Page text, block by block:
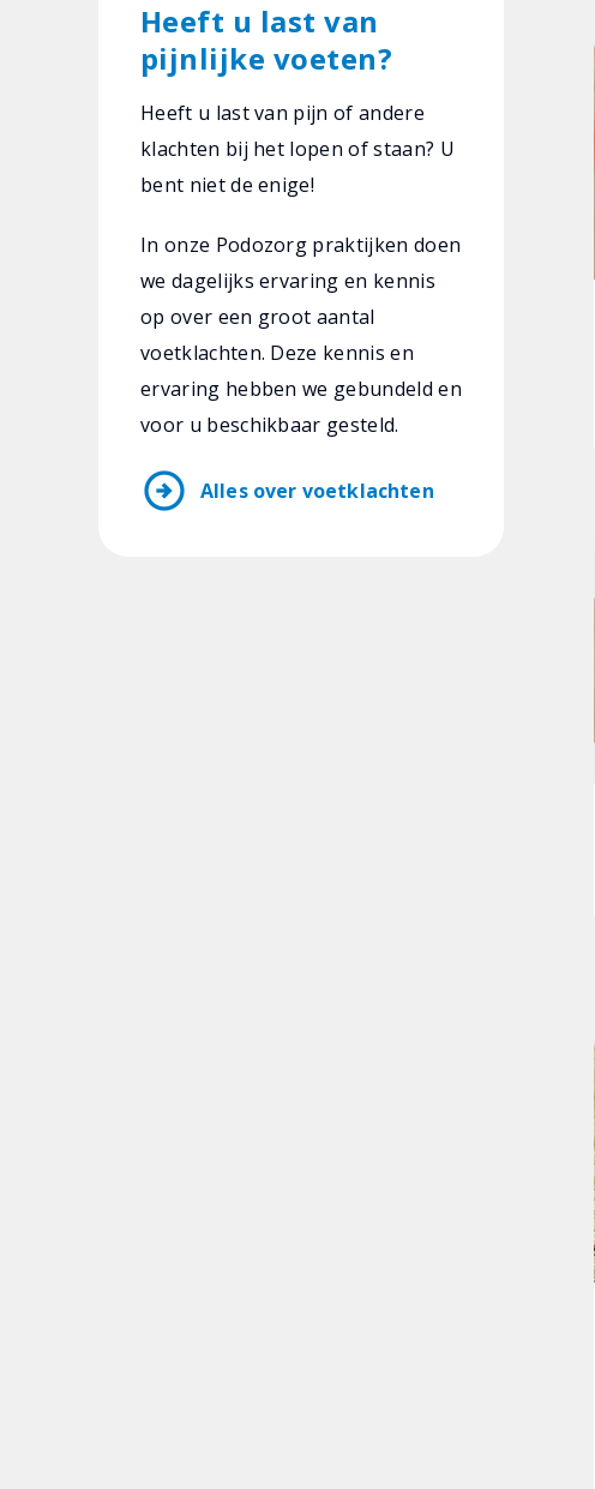
Heeft u last van
pijnlijke voeten?
Heeft u last van pijn of andere
klachten bij het lopen of staan? U
bent niet de enige!
In onze Podozorg praktijken doen
we dagelijks ervaring en kennis
op over een groot aantal
voetklachten. Deze kennis en
ervaring hebben we gebundeld en
voor u beschikbaar gesteld.
arrow_circle_right Alles over voetklachten